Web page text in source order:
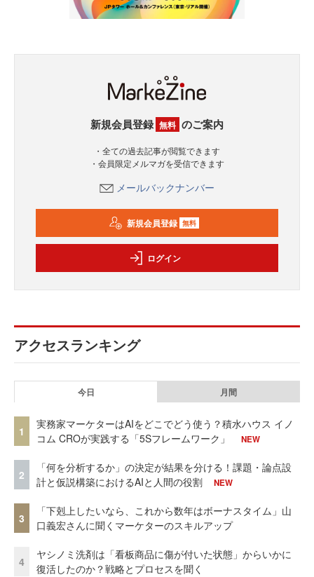
新規会員登録 無料 のご案内
・全ての過去記事が閲覧できます
・会員限定メルマガを受信できます
メールバックナンバー
新規会員登録 無料
ログイン
アクセスランキング
今日 月間
1
実務家マーケターはAIをどこでどう使う？積水ハウス イノ
コム CROが実践する「5Sフレームワーク」
NEW
2
「何を分析するか」の決定が結果を分ける！課題・論点設
計と仮説構築におけるAIと人間の役割
NEW
3
「下剋上したいなら、これから数年はボーナスタイム」山
口義宏さんに聞くマーケターのスキルアップ
4
ヤシノミ洗剤は「看板商品に傷が付いた状態」からいかに
復活したのか？戦略とプロセスを聞く